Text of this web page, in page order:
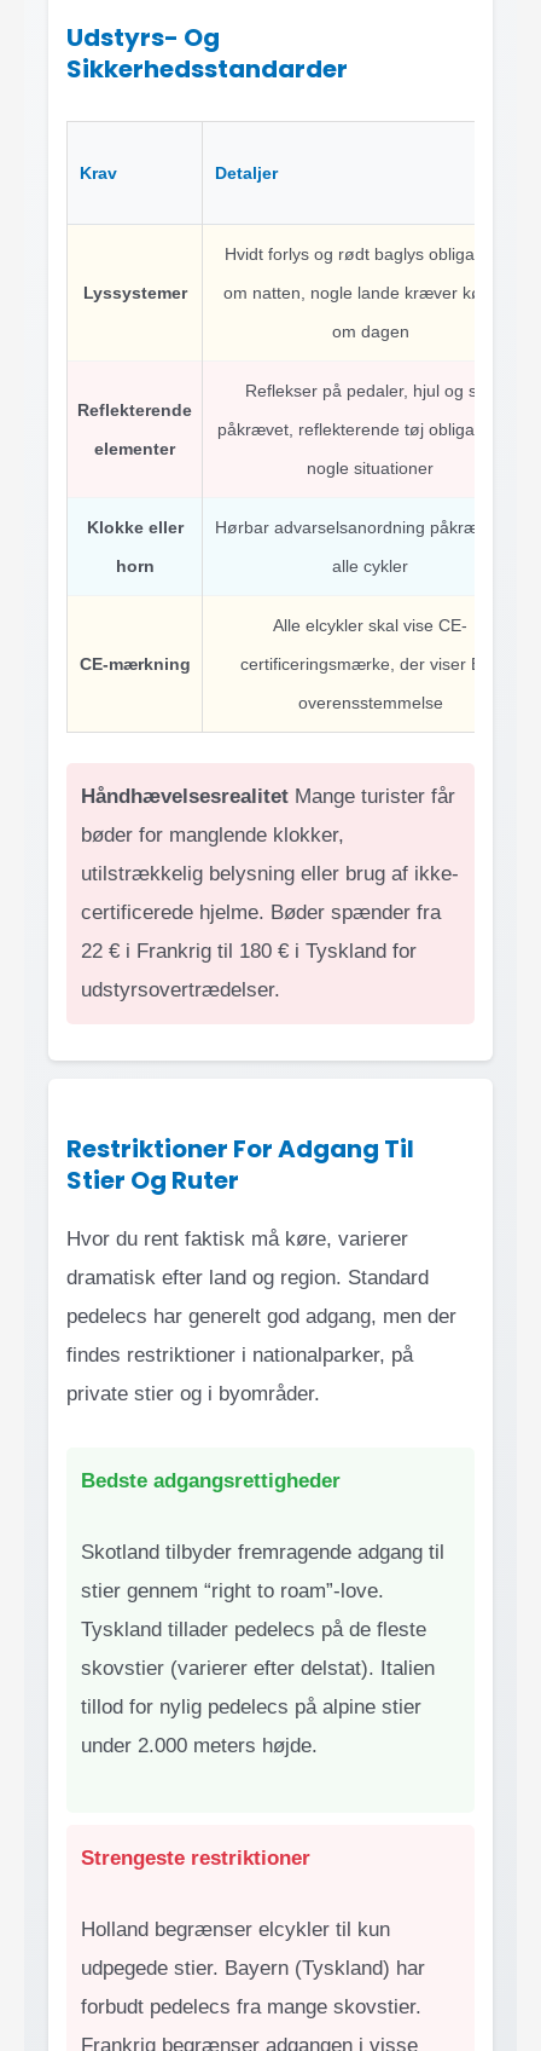
Udstyrs- Og
Sikkerhedsstandarder
Krav Detaljer
Lyssystemer
Hvidt forlys og rødt baglys obligatorisk
om natten, nogle lande kræver kørelys
om dagen
Reflekterende
elementer
Reflekser på pedaler, hjul og stel
påkrævet, reflekterende tøj obligatorisk i
nogle situationer
Klokke eller
horn
Hørbar advarselsanordning påkrævet på
alle cykler
CE-mærkning
Alle elcykler skal vise CE-
certificeringsmærke, der viser EU-
overensstemmelse
Håndhævelsesrealitet Mange turister får
bøder for manglende klokker,
utilstrækkelig belysning eller brug af ikke-
certificerede hjelme. Bøder spænder fra
22 € i Frankrig til 180 € i Tyskland for
udstyrsovertrædelser.
Restriktioner For Adgang Til
Stier Og Ruter
Hvor du rent faktisk må køre, varierer
dramatisk efter land og region. Standard
pedelecs har generelt god adgang, men der
findes restriktioner i nationalparker, på
private stier og i byområder.
Bedste adgangsrettigheder
Skotland tilbyder fremragende adgang til
stier gennem “right to roam”-love.
Tyskland tillader pedelecs på de fleste
skovstier (varierer efter delstat). Italien
tillod for nylig pedelecs på alpine stier
under 2.000 meters højde.
Strengeste restriktioner
Holland begrænser elcykler til kun
udpegede stier. Bayern (Tyskland) har
forbudt pedelecs fra mange skovstier.
Frankrig begrænser adgangen i visse